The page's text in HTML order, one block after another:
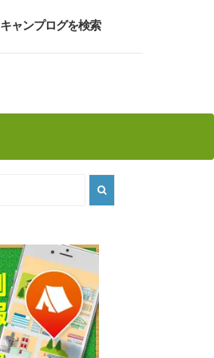
キャンプログを検索